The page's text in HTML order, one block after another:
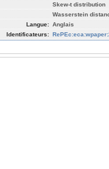
Skew-t distribution
Wasserstein
Langue: Anglais
Identificateurs: